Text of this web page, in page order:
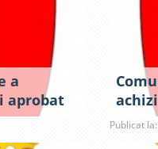
a
aprobat
Publicat la: